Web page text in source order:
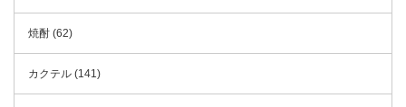
焼酎 (62)
カクテル (141)